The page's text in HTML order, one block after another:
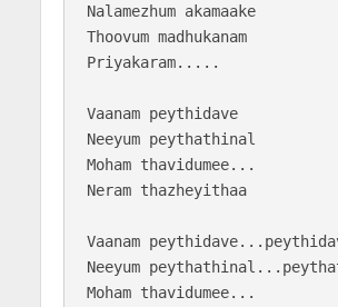
Nalamezhum akamaake
Thoovum madhukanam
Priyakaram.....
Vaanam peythidave
Neeyum peythathinal
Moham thavidumee...
Neram thazheyithaa
Vaanam
Neeyum
Moham thavidumee...